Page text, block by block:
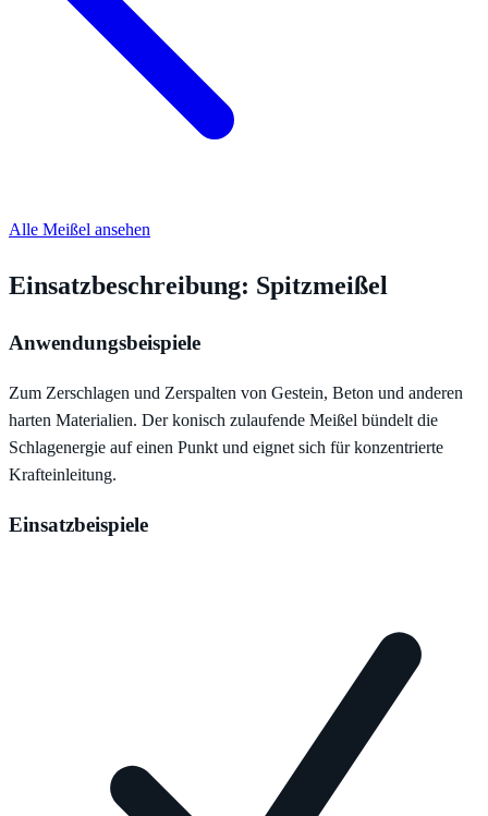
Alle Meißel ansehen
Einsatzbeschreibung: Spitzmeißel
Anwendungsbeispiele
Zum Zerschlagen und Zerspalten von Gestein, Beton und anderen
harten Materialien. Der konisch zulaufende Meißel bündelt die
Schlagenergie auf einen Punkt und eignet sich für konzentrierte
Krafteinleitung.
Einsatzbeispiele